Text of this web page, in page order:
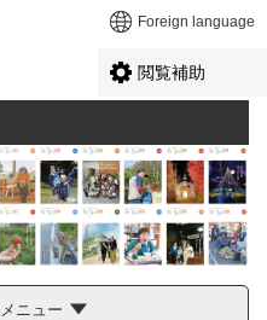
して本文へ Foreign language
閲覧補助
ニュー